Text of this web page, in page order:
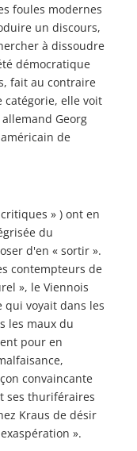
foules modernes
un discours,
à dissoudre
démocratique
fait au contraire
catégorie, elle voit
Georg
de
» ) ont en
du
d'en « sortir ».
contempteurs de
», le Viennois
qui voyait dans les
les maux du
pour en
convaincante
ses thuriféraires
Kraus de désir
».